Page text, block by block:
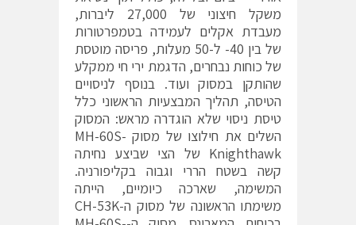
משקל חיצוני של 27,000 ליברות,
מעבדת אקלים לעמידה בטמפרטורות
של בין 40- ל-50 מעלות, פריסה מוטסת
של כוחות נבחרים, הדגמת ירי חי ממקלע
שהותקן במסוק ועוד. בנוסף לניסויים
הטיסה, תהליך המבצעיות הראשוני כלל
טיסת ניסוי שלא הוגדרה מראש: המסוק
השלים את חילוצו של מסוק MH-60S-
Knighthawk של הצי שביצע נחיתה
קשה בשטח הררי וגבוה בקליפורניה.
המשימה, שארכה כיומיים, הייתה
משימתו הראשונה של מסוק ה-CH-53K